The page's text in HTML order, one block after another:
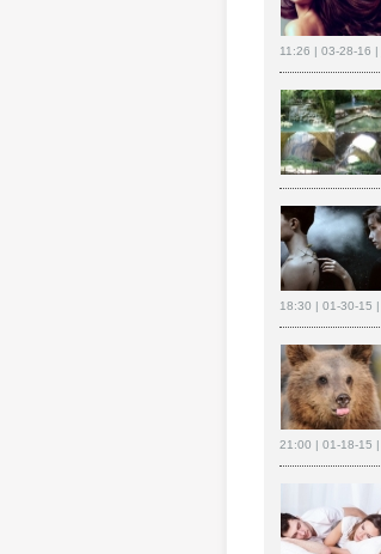
11:26 | 03-28-16 |
18:30 | 01-30-15 |
21:00 | 01-18-15 |